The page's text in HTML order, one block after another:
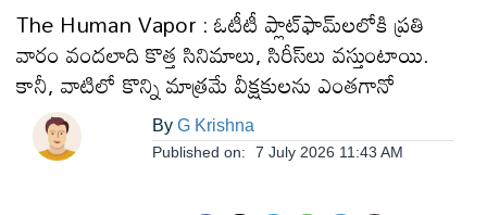
తెలంగాణ
ఆంధ్రప్రదేశ్
The Human Vapor : ఓటీటీ ప్లాట్‌ఫామ్‌లలోకి ప్రతి
వారం వందలాది కొత్త సినిమాలు, సిరీస్‌లు వస్తుంటాయి.
కానీ, వాటిలో కొన్ని మాత్రమే వీక్షకులను ఎంతగానో
By G Krishna
Published on: 7 July 2026 11:43 AM